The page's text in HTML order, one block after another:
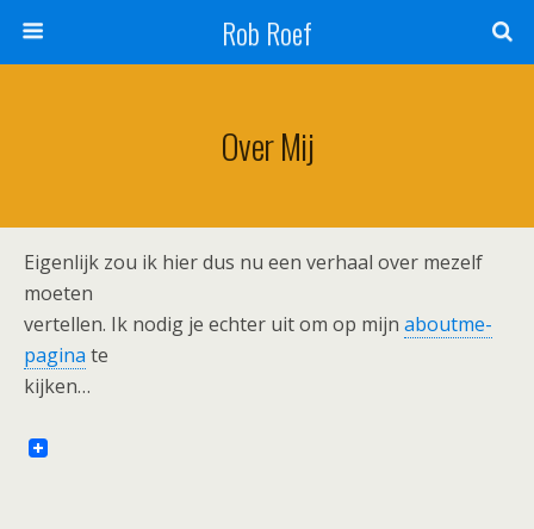
Rob Roef
Over Mij
Eigenlijk zou ik hier dus nu een verhaal over mezelf
moeten
vertellen. Ik nodig je echter uit om op mijn aboutme-
pagina te
kijken…